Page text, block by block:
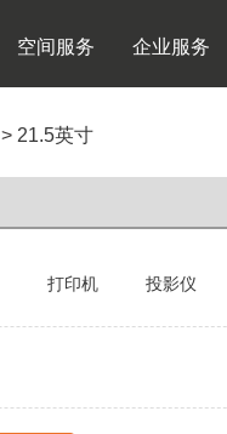
空间服务 企业服务
> 21.5英寸
打印机 投影仪